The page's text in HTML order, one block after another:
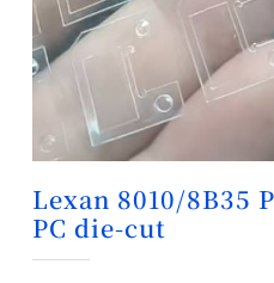
Lexan 8010/8B35
PC die-cut